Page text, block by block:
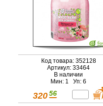
Код товара: 352128
Артикул: 33464
В наличии
Мин: 1 Уп: 6
320 56